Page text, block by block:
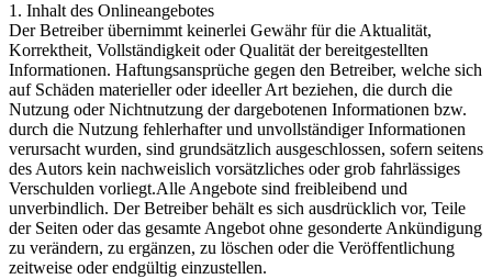
1. Inhalt des Onlineangebotes
Der Betreiber übernimmt keinerlei Gewähr für die Aktualität,
Korrektheit, Vollständigkeit oder Qualität der bereitgestellten
Informationen. Haftungsansprüche gegen den Betreiber, welche sich
auf Schäden materieller oder ideeller Art beziehen, die durch die
Nutzung oder Nichtnutzung der dargebotenen Informationen bzw.
durch die Nutzung fehlerhafter und unvollständiger Informationen
verursacht wurden, sind grundsätzlich ausgeschlossen, sofern seitens
des Autors kein nachweislich vorsätzliches oder grob fahrlässiges
Verschulden vorliegt.Alle Angebote sind freibleibend und
unverbindlich. Der Betreiber behält es sich ausdrücklich vor, Teile
der Seiten oder das gesamte Angebot ohne gesonderte Ankündigung
zu verändern, zu ergänzen, zu löschen oder die Veröffentlichung
zeitweise oder endgültig einzustellen.